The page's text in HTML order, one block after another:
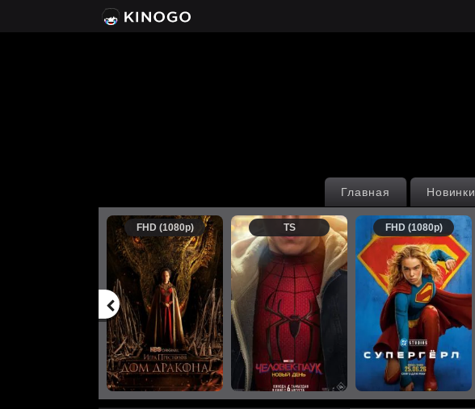
Новинки
Главная
FHD (1080p) TS FHD (1080p)